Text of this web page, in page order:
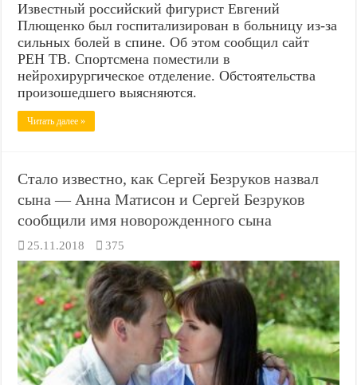
Известный российский фигурист Евгений
Плющенко был госпитализирован в больницу из-за
сильных болей в спине. Об этом сообщил сайт
РЕН ТВ. Спортсмена поместили в
нейрохирургическое отделение. Обстоятельства
произошедшего выясняются.
Читать далее »
Стало известно, как Сергей Безруков назвал
сына — Анна Матисон и Сергей Безруков
сообщили имя новорожденного сына
25.11.2018 375